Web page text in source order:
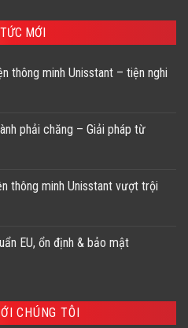
MỚI
thông minh Unisstant – tiện nghi
phải chăng – Giải pháp từ
thông minh Unisstant vượt trội
EU, ổn định & bảo mật
CHÚNG TÔI